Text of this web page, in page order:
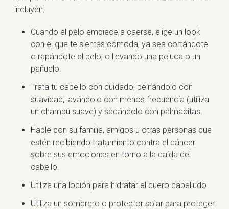
incluyen:
Cuando el pelo empiece a caerse, elige un look
con el que te sientas cómoda, ya sea cortándote
o rapándote el pelo, o llevando una peluca o un
pañuelo.
Trata tu cabello con cuidado, peinándolo con
suavidad, lavándolo con menos frecuencia (utiliza
un champú suave) y secándolo con palmaditas.
Hable con su familia, amigos u otras personas que
estén recibiendo tratamiento contra el cáncer
sobre sus emociones en torno a la caída del
cabello.
Utiliza una loción para hidratar el cuero cabelludo
Utiliza un sombrero o protector solar para proteger